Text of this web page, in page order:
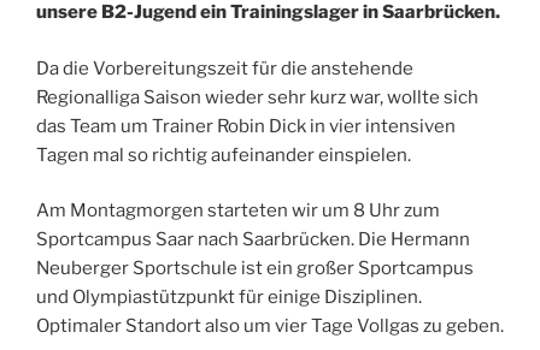
unsere B2-Jugend ein Trainingslager in Saarbrücken.
Da die Vorbereitungszeit für die anstehende
Regionalliga Saison wieder sehr kurz war, wollte sich
das Team um Trainer Robin Dick in vier intensiven
Tagen mal so richtig aufeinander einspielen.
Am Montagmorgen starteten wir um 8 Uhr zum
Sportcampus Saar nach Saarbrücken. Die Hermann
Neuberger Sportschule ist ein großer Sportcampus
und Olympiastützpunkt für einige Disziplinen.
Optimaler Standort also um vier Tage Vollgas zu geben.